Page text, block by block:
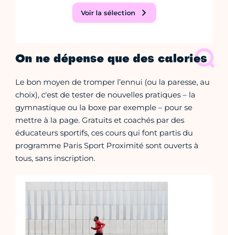
Voir la sélection
On ne dépense que des calories
Le bon moyen de tromper l’ennui (ou la paresse, au
choix), c'est de tester de nouvelles pratiques – la
gymnastique ou la boxe par exemple – pour se
mettre à la page. Gratuits et coachés par des
éducateurs sportifs, ces cours qui font partis du
programme Paris Sport Proximité sont ouverts à
tous, sans inscription.